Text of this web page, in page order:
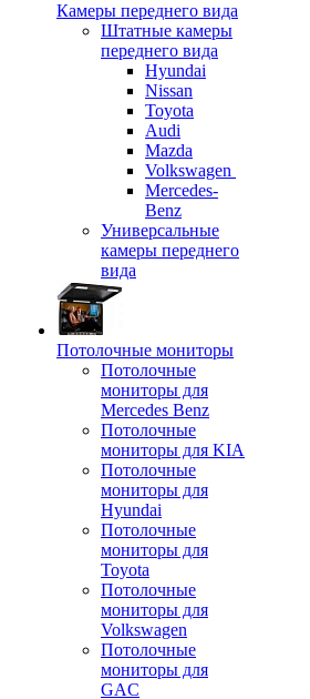
Камеры переднего вида
Штатные камеры
переднего вида
Hyundai
Nissan
Toyota
Audi
Mazda
Volkswagen
Mercedes-
Benz
Универсальные
камеры переднего
вида
Потолочные мониторы
Потолочные
мониторы для
Mercedes Benz
Потолочные
мониторы для KIA
Потолочные
мониторы для
Hyundai
Потолочные
мониторы для
Toyota
Потолочные
мониторы для
Volkswagen
Потолочные
мониторы для
GAC